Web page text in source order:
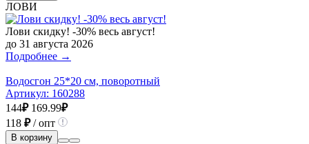
ЛОВИ
Лови скидку! -30% весь август!
до 31 августа 2026
Подробнее →
Водосгон 25*20 см, поворотный
Артикул: 160288
144₽ 169.99₽
118 ₽/ опт
В корзину